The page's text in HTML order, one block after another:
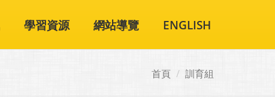
學習資源 網站導覽 ENGLISH
首頁 訓育組